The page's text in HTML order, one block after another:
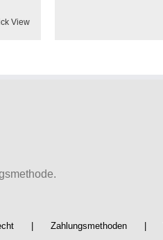
View
gewählt
Zahlungsmethoden